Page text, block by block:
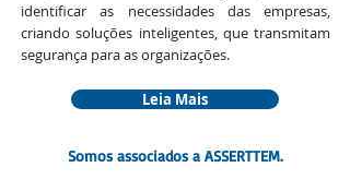
identificar as necessidades das empresas,
criando soluções inteligentes, que transmitam
segurança para as organizações.
Leia Mais
Somos associados a ASSERTTEM.